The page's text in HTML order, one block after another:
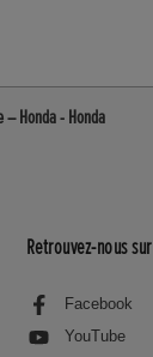
– Honda - Honda
Retrouvez-nous sur
Facebook
YouTube